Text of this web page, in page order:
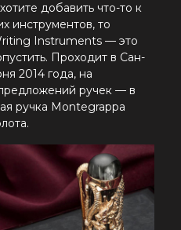
добавить что-то к
инструментов, то
Instruments — это
Проходит в Сан-
2014 года, на
ручек — в
ручка Montegrappa